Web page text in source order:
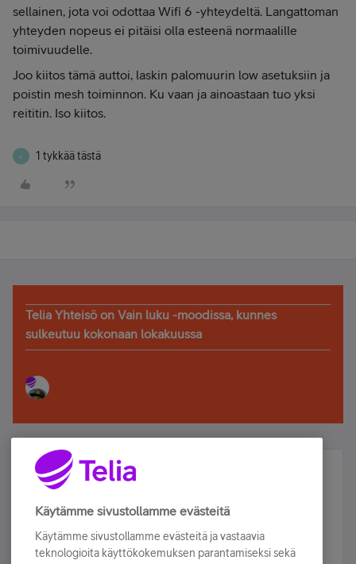
sellainen, jota voi odottaa Wifi 6 -yhteydeltä. Langattoman
yhteyden nopeus ei pitäisi olla esteenä normaalille
toimivuudelle.
Joo kiitos tämä auttoi, laskin palomuurin low asetuksiin ja
poistin mesh toiminnon. Ku vaan ja ainoastaan tuo yksi
reititin. Iso kiitos.
K 1 tykkää tästä
Telia Yhteisö on Vain luku -moodissa, kunnes
sulkeutuu kokonaan lokakuussa
Älä jää paitsi – osallistu ja voita!
Tilaa Telian uutiskirje ja olet mukana arvonnassa.
sähköpostiisi.
Käytämme sivustollamme evästeitä
Käytämme sivustollamme evästeitä ja vastaavia
teknologioita käyttökokemuksen parantamiseksi sekä